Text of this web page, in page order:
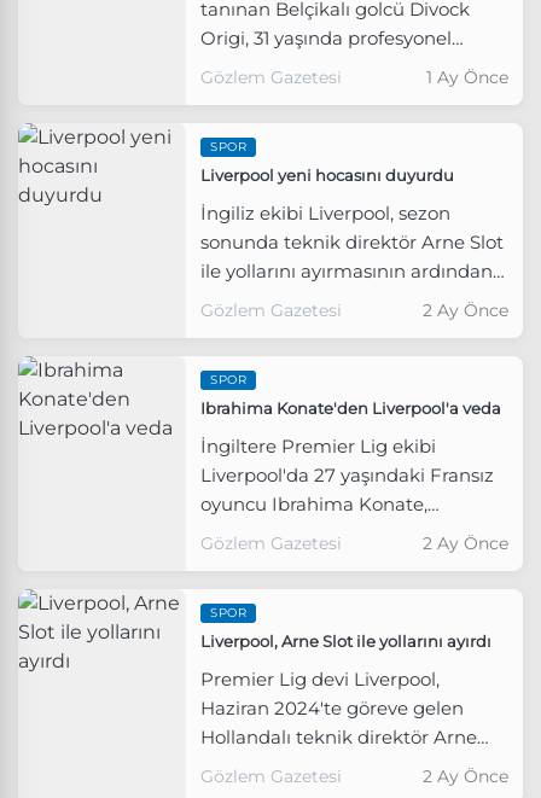
tanınan Belçikalı golcü Divock
Origi, 31 yaşında profesyonel
futbol kariyerini sonlandırdığını
Gözlem Gazetesi 1 Ay Önce
SPOR
Liverpool yeni hocasını duyurdu
İngiliz ekibi Liverpool, sezon
sonunda teknik direktör Arne Slot
ile yollarını ayırmasının ardından
43 yaşındaki Andoni Iraola'yı
Gözlem Gazetesi 2 Ay Önce
SPOR
Ibrahima Konate'den Liverpool'a veda
İngiltere Premier Lig ekibi
Liverpool'da 27 yaşındaki Fransız
oyuncu Ibrahima Konate,
takımdan ayrıldığını duyurdu.
Gözlem Gazetesi 2 Ay Önce
SPOR
Liverpool, Arne Slot ile yollarını ayırdı
Premier Lig devi Liverpool,
Haziran 2024'te göreve gelen
Hollandalı teknik direktör Arne
Slot ile yollarını ayırdı.
Gözlem Gazetesi 2 Ay Önce